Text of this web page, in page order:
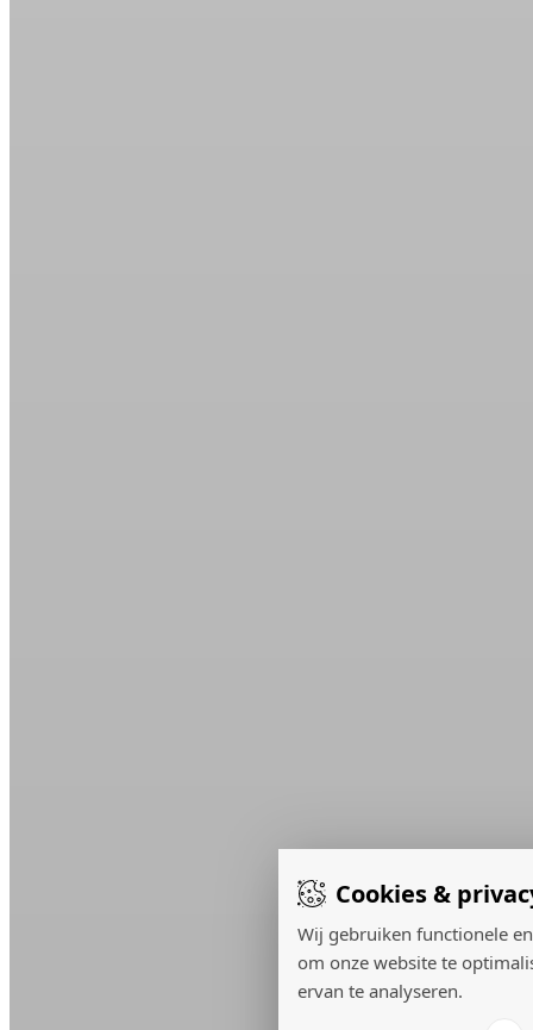
Cookies &
Wij gebruiken functionele
om onze website te
ervan te analyseren.